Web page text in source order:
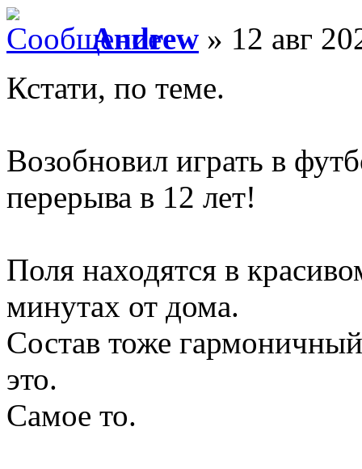
Andrew » 12 авг
Кстати, по теме.
Возобновил играть в
перерыва в 12 лет!
Поля находятся в
минутах от дома.
Состав тоже
это.
Самое то.